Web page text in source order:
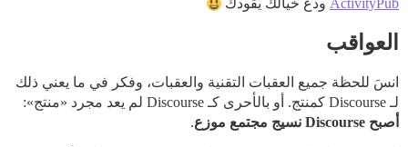
ActivityPub ودع خيالك يقودك
العواقب
انسَ للحظة جميع العقبات التقنية والعقبات، وفكر في ما يعني ذلك
لـ Discourse كمنتج. أو بالأحرى كـ Discourse لم يعد مجرد «منتج»:
أصبح Discourse نسيج مجتمع موزع
.